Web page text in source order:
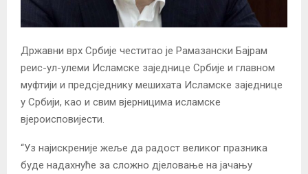
Државни врх Србије честитао је Рамазански Бајрам
реис-ул-улеми Исламске заједнице Србије и главном
муфтији и предсједнику мешихата Исламске заједнице
у Србији, као и свим вјерницима исламске
вјероисповијести.
“Уз најискреније жеље да радост великог празника
буде надахнуће за сложно дјеловање на јачању